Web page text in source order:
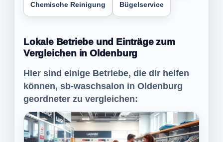
Chemische Reinigung Bügelservice
Lokale Betriebe und Einträge zum
Vergleichen in Oldenburg
Hier sind einige Betriebe, die dir helfen
können, sb-waschsalon in Oldenburg
geordneter zu vergleichen: